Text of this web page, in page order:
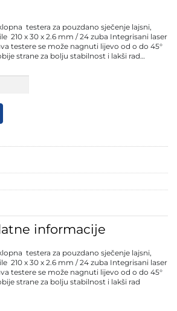
KM.
testera za pouzdano sječenje lajsni,
210 x 30 x 2.6 mm / 24 zuba Integrisani laser
testere se može nagnuti lijevo od o do 45°
strane za bolju stabilnost i lakši rad…
informacije
testera za pouzdano sječenje lajsni,
210 x 30 x 2.6 mm / 24 zuba Integrisani laser
testere se može nagnuti lijevo od o do 45°
strane za bolju stabilnost i lakši rad